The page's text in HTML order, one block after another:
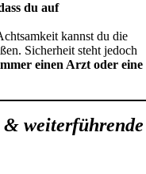
du auf
kannst du die
Sicherheit steht jedoch
einen Arzt oder eine
weiterführende